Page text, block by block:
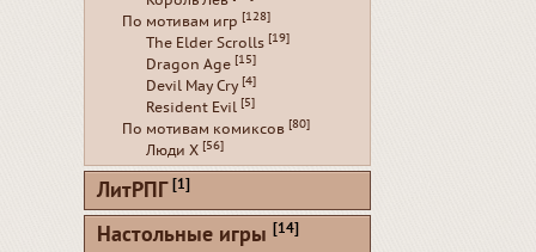
По мотивам игр [128]
The Elder Scrolls [19]
Dragon Age [15]
Devil May Cry [4]
Resident Evil [5]
По мотивам комиксов [80]
Люди Х [56]
ЛитРПГ [1]
Настольные игры [14]